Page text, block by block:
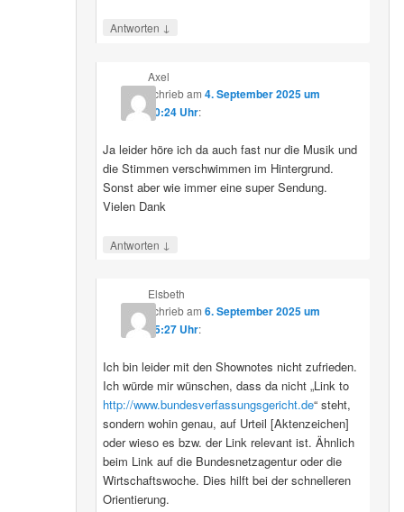
Antworten ↓
Axel
schriebam 4. September 2025 um
10:24 Uhr:
Ja leider höre ich da auch fast nur die Musik und
die Stimmen verschwimmen im Hintergrund.
Sonst aber wie immer eine super Sendung.
Vielen Dank
Antworten ↓
Elsbeth
schriebam 6. September 2025 um
15:27 Uhr:
Ich bin leider mit den Shownotes nicht zufrieden.
Ich würde mir wünschen, dass da nicht „Link to
http://www.bundesverfassungsgericht.de“ steht,
sondern wohin genau, auf Urteil [Aktenzeichen]
oder wieso es bzw. der Link relevant ist. Ähnlich
beim Link auf die Bundesnetzagentur oder die
Wirtschaftswoche. Dies hilft bei der schnelleren
Orientierung.